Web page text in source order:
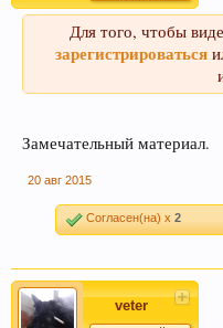
Для того, чтобы
зарегистрироваться
Замечательный материал.
20 авг 2015
Согласен(на) x 2
veter